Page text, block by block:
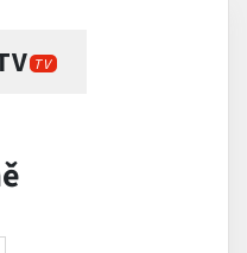
TV